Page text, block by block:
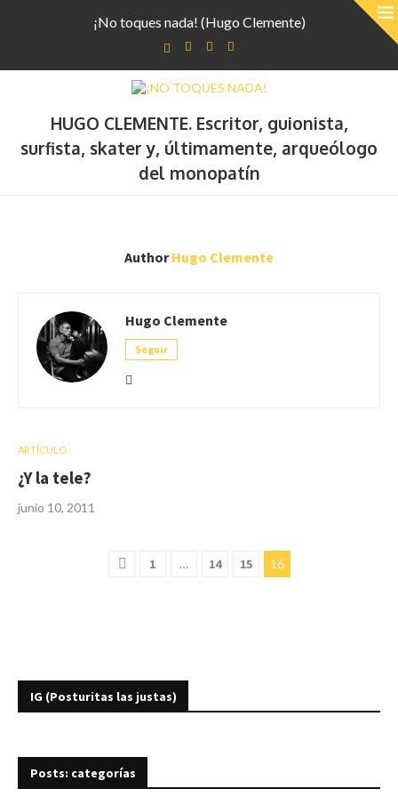
¡No toques nada! (Hugo Clemente)
HUGO CLEMENTE. Escritor, guionista,
surfista, skater y, últimamente, arqueólogo
del monopatín
AuthorHugo Clemente
Hugo Clemente
Seguir
ARTÍCULO
¿Y la tele?
junio 10, 2011
1 … 14 15 16
IG (Posturitas las justas)
Posts: categorías